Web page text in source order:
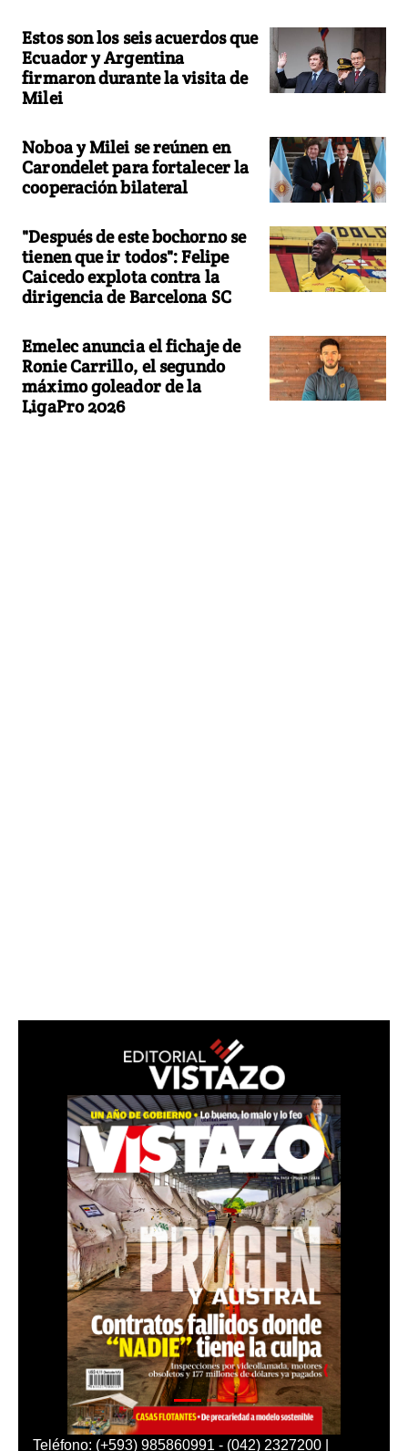
Estos son los seis acuerdos que
Ecuador y Argentina
firmaron durante la visita de
Milei
Noboa y Milei se reúnen en
Carondelet para fortalecer la
cooperación bilateral
"Después de este bochorno se
tienen que ir todos": Felipe
Caicedo explota contra la
dirigencia de Barcelona SC
Emelec anuncia el fichaje de
Ronie Carrillo, el segundo
máximo goleador de la
LigaPro 2026
Teléfono: (+593) 985860991 - (042) 2327200 |